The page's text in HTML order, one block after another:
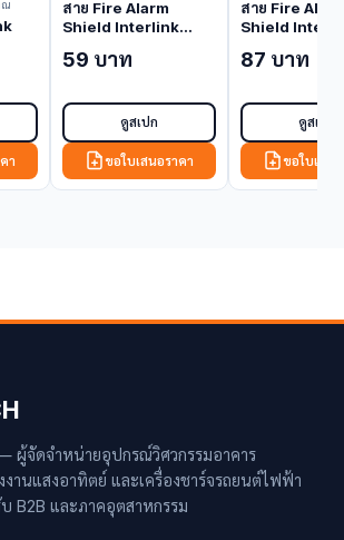
ณ
า
สาย Fire Alarm
Shield Interlink
Grade CB-0214
(Shielded))
59 บาท
ดูสเปก
ขอใบเสนอราคา
สาย Fire
Shield
Grade CB-
(Shielded))
87 บาท
ดูสเปก
ขอใบเสน
ผู้จัดจำหน่ายอุปกรณ์วิศวกรรมอาคาร
านแสงอาทิตย์ และเครื่องชาร์จรถยนต์ไฟฟ้า
B2B และภาคอุตสาหกรรม